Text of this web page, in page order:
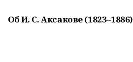
Об И. С. Аксакове (1823–1886)